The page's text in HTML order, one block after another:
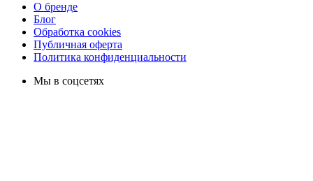
О бренде
Блог
Обработка cookies
Публичная оферта
Политика конфиденциальности
Мы в соцсетях